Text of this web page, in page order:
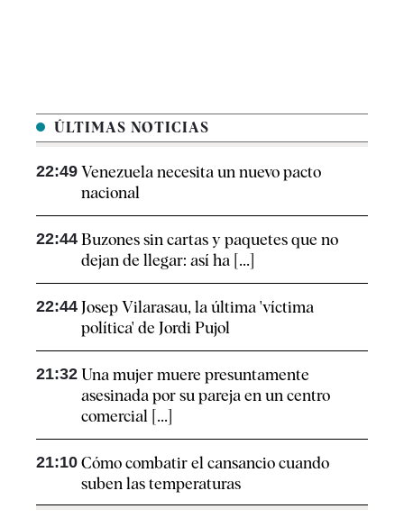
ÚLTIMAS NOTICIAS
22:49 Venezuela necesita un nuevo pacto
nacional
22:44 Buzones sin cartas y paquetes que no
dejan de llegar: así ha [...]
22:44 Josep Vilarasau, la última 'víctima
política' de Jordi Pujol
21:32 Una mujer muere presuntamente
asesinada por su pareja en un centro
comercial [...]
21:10 Cómo combatir el cansancio​ cuando
suben las temperaturas